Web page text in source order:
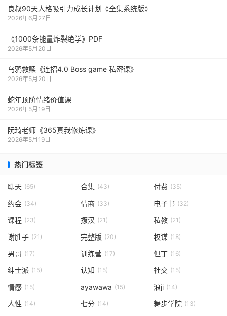
良叔90天人格吸引力成长计划《全集系统版》
2026年6月27日
《1000‮能条‬‎量‮裂炸‬‎绝学》PDF
2026年5月20日
乌鸦救赎《连招4.0 Boss game 私密课》
2026年5月20日
蛇年顶阶情绪价值课
2026年5月19日
阮琦老师《365真我修炼课》
2026年5月19日
热门标签
聊天 (65) 合集 (43) 付费 (35)
约会 (34) 情商 (33) 电子书 (32)
课程 (23) 撩汉 (21) 私教 (21)
谢胜子 (21) 完整版 (20) 权谋 (18)
男哥 (17) 训练营 (17) 但丁 (16)
绅士派 (15) 认知 (15) 社交 (15)
情感 (15) ayawawa (15) 浪ji (14)
人性 (14) 七分 (14) 舞步学院 (13)